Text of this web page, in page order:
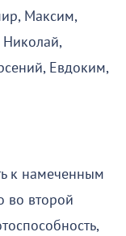
Максим,
Николай,
Евдоким,
к намеченным
во второй